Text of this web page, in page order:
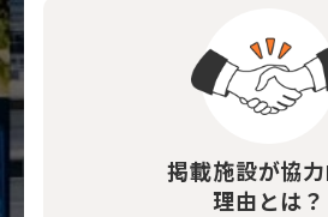
掲載施設が協
理由とは？